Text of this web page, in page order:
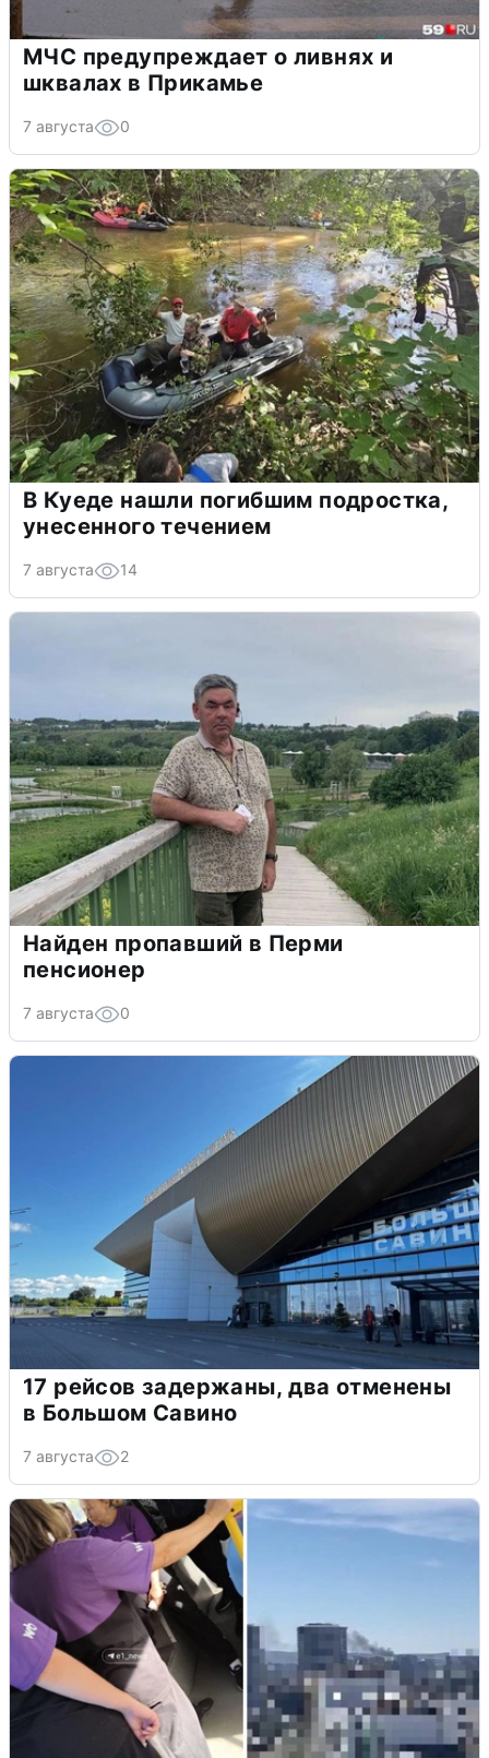
МЧС предупреждает о ливнях и
шквалах в Прикамье
7 августа 0
В Куеде нашли погибшим подростка,
унесенного течением
7 августа 14
Найден пропавший в Перми
пенсионер
7 августа 0
17 рейсов задержаны, два отменены
в Большом Савино
7 августа 2